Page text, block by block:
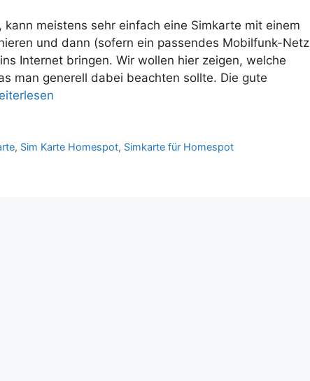
meistens sehr einfach eine Simkarte mit einem
und dann (sofern ein passendes Mobilfunk-Netz
Internet bringen. Wir wollen hier zeigen, welche
man generell dabei beachten sollte. Die gute
, Sim Karte Homespot, Simkarte für Homespot